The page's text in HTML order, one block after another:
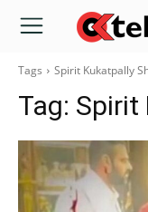
Tags Spirit Kukatpally
Tag: Spirit